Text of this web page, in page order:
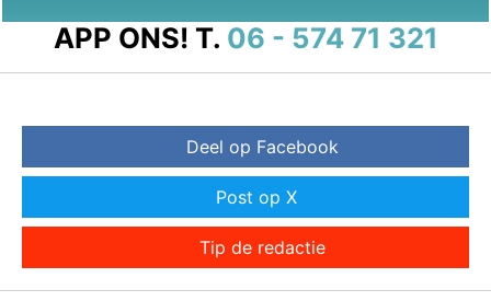
APP ONS! T. 06 - 574 71 321
Deel op Facebook
Post op X
Tip de redactie